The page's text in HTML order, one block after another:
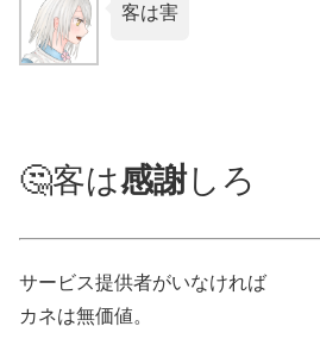
客は害
🤔客は感謝しろ
サービス提供者がいなければ
カネは無価値。